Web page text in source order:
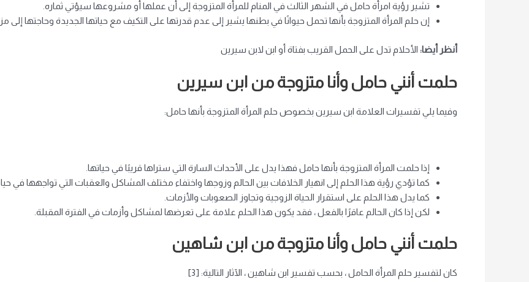
تشير رؤية امرأة حامل في الشهر الثالث في المنام للمرأة المتزوجة إلى أن عملها أو مشروعها سيؤتي ثماره.
إن حلم المرأة المتزوجة بأنها تحمل حيوانًا في بطنها يشير إلى عدم قدرتها على التكيف مع حياتها الجديدة وحاجتها إلى
أنظر أيضا: الأحلام تدل على الحمل القريب بفتاة أو ابن لابن سيرين
حلمت أنني حامل وأنا متزوجة من ابن سيرين
وفيما يلي تفسيرات العلامة ابن سيرين بخصوص حلم المرأة المتزوجة بأنها حامل:
إذا حلمت المرأة المتزوجة بأنها حامل فهذا يدل على الأحداث السارة التي ستراها قريبًا في حياتها.
كما تؤدي رؤية هذا الحلم إلى انهيار الخلافات بين الحالم وزوجها واختفاء مختلف المشاكل والعقبات التي تواجهها في
كما يدل هذا الحلم على استقرار الحياة الزوجية وتجاوز الصعوبات والأزمات.
لكن إذا كان الحالم عاقرًا بالفعل ، فقد يكون هذا الحلم علامة على تعرضها لمشاكل وأزمات في الفترة المقبلة.
حلمت أنني حامل وأنا متزوجة من ابن شاهين
كان لتفسير حلم المرأة الحامل ، بحسب تفسير ابن شاهين ، الآثار التالية: [3]